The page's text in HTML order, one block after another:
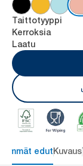
Taittotyyppi
Kerroksia
Laatu
edutKuvaus